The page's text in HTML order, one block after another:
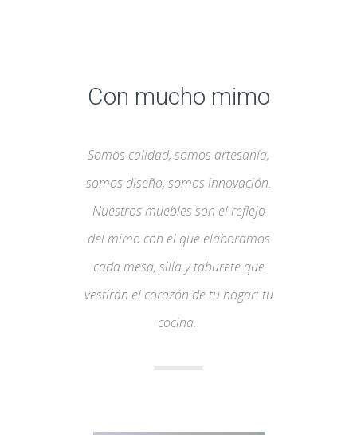
Con mucho mimo
Somos calidad, somos artesanía,
somos diseño, somos innovación.
Nuestros muebles son el reflejo
del mimo con el que elaboramos
cada mesa, silla y taburete que
vestirán el corazón de tu hogar: tu
cocina.